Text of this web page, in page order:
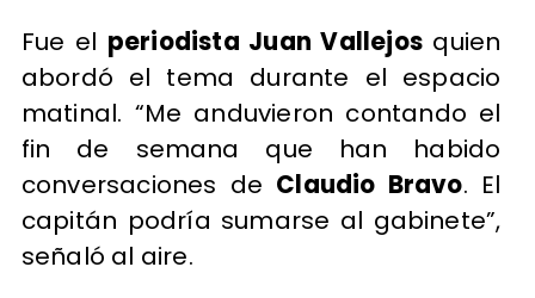
Fue el periodista Juan Vallejos quien
abordó el tema durante el espacio
matinal. “Me anduvieron contando el
fin de semana que han habido
conversaciones de Claudio Bravo. El
capitán podría sumarse al gabinete”,
señaló al aire.